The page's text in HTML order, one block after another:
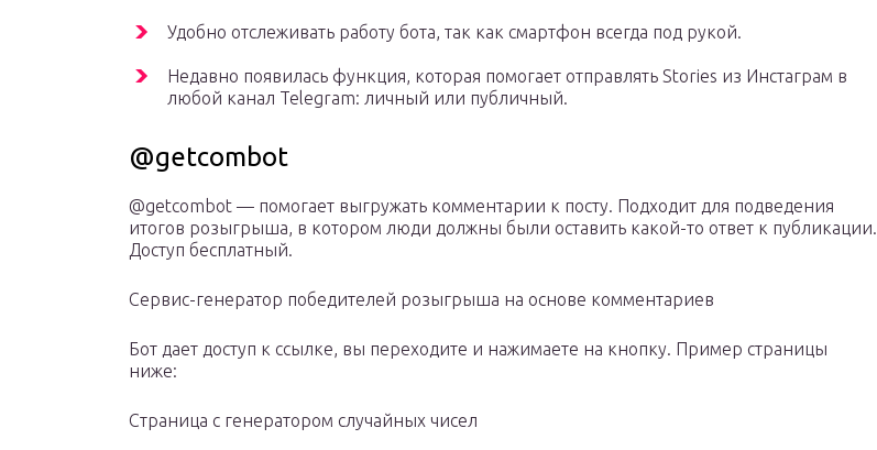
Удобно отслеживать работу бота, так как смартфон всегда под рукой.
Недавно появилась функция, которая помогает отправлять Stories из Инстаграм в
любой канал Telegram: личный или публичный.
@getcombot
@getcombot — помогает выгружать комментарии к посту. Подходит для подведения
итогов розыгрыша, в котором люди должны были оставить какой-то ответ к публикации.
Доступ бесплатный.
Сервис-генератор победителей розыгрыша на основе комментариев
Бот дает доступ к ссылке, вы переходите и нажимаете на кнопку. Пример страницы
ниже:
Страница с генератором случайных чисел